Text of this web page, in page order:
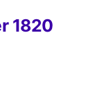
1820